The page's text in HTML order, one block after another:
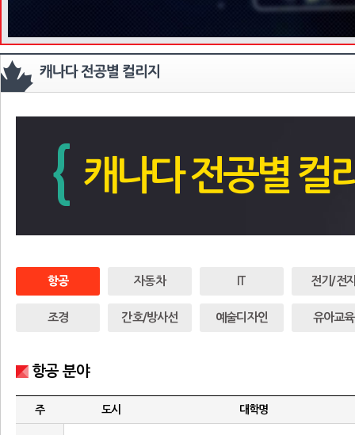
{ 캐나다 전공별 컬
항공 자동차 IT 전기/전
조경 간호/방사선 예술디자인 유아교육
항공 분야
주 도시 대학명